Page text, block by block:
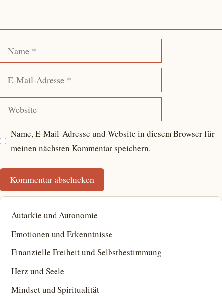
Name
Mail-
Website
Name, E-Mail-Adresse und Website in diesem Browser für
meinen nächsten Kommentar speichern.
Autarkie und Autonomie
Emotionen und Erkenntnisse
Finanzielle Freiheit und Selbstbestimmung
Herz und Seele
Mindset und Spiritualität